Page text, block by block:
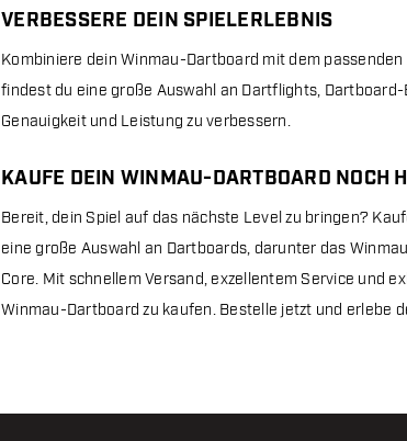
VERBESSERE DEIN SPIELERLEBNIS
Kombiniere dein Winmau-Dartboard mit dem
findest du eine große Auswahl an Dartflights,
Genauigkeit und Leistung zu verbessern.
KAUFE DEIN WINMAU-DARTBOARD NOCH
Bereit, dein Spiel auf das nächste Level zu bringen?
eine große Auswahl an Dartboards, darunter das
Core. Mit schnellem Versand, exzellentem Service und
Winmau-Dartboard zu kaufen. Bestelle jetzt und erlebe